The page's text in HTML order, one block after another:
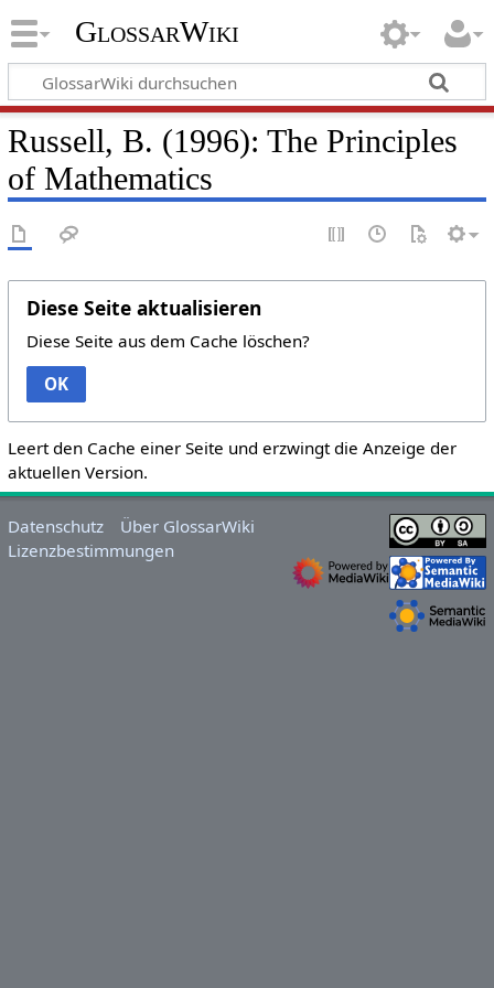
GlossarWiki
Russell, B. (1996): The Principles
of Mathematics
Diese Seite aktualisieren
Diese Seite aus dem Cache löschen?
OK
Leert den Cache einer Seite und erzwingt die Anzeige der
aktuellen Version.
Datenschutz
Über GlossarWiki
Lizenzbestimmungen